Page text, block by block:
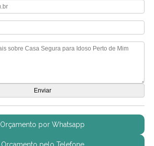
Orçamento por Whatsapp
Orçamento pelo Telefone